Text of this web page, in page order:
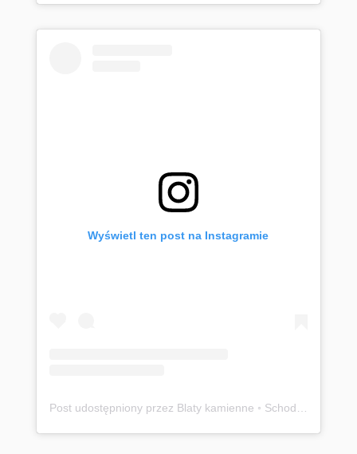
Wyświetl ten post na Instagramie